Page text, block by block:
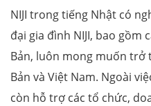
NIJI trong tiếng Nhật có
đại gia đình NIJI, bao gồm
Bản, luôn mong muốn trở
Bản và Việt Nam. Ngoài
còn hỗ trợ các tổ chức,